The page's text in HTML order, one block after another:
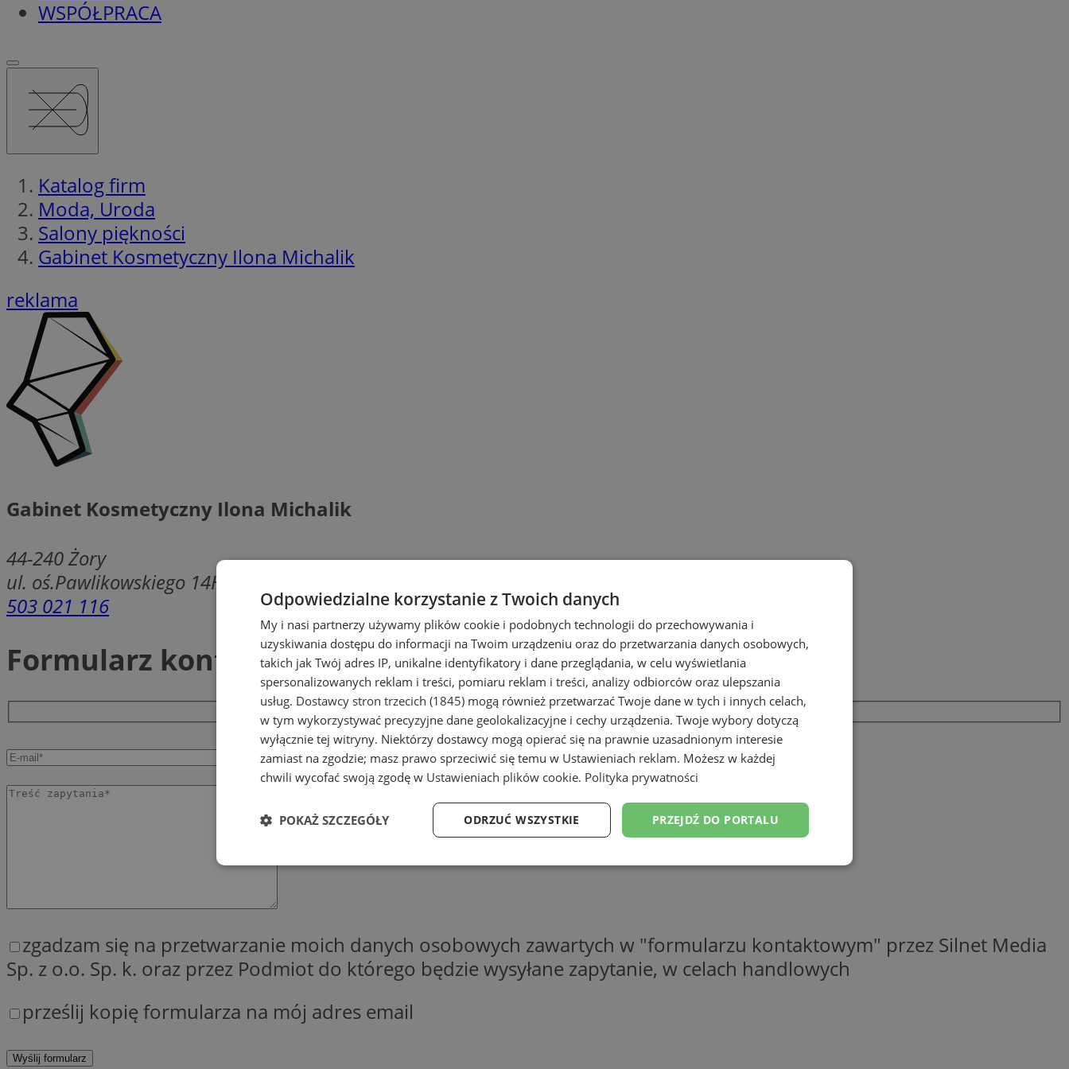
WSPÓŁPRACA
Katalog firm
Moda, Uroda
Salony piękności
Gabinet Kosmetyczny Ilona Michalik
reklama
Gabinet Kosmetyczny Ilona Michalik
44-240Żory
ul. oś.Pawlikowskiego 14H/1
503 021 116
Formularz kontaktowy
zgadzam się na przetwarzanie moich danych osobowych zawartych w "formularzu kontaktowym" przez Silnet Media
Sp. z o.o. Sp. k. oraz przez Podmiot do którego będzie wysyłane zapytanie, w celach handlowych
prześlij kopię formularza na mój adres email
Odpowiedzialne korzystanie z Twoich danych
My i nasi partnerzy używamy plików cookie i podobnych technologii do przechowywania i
uzyskiwania dostępu do informacji na Twoim urządzeniu oraz do przetwarzania danych osobowych,
takich jak Twój adres IP, unikalne identyfikatory i dane przeglądania, w celu wyświetlania
spersonalizowanych reklam i treści, pomiaru reklam i treści, analizy odbiorców oraz ulepszania
usług. Dostawcy stron trzecich (1845) mogą również przetwarzać Twoje dane w tych i innych celach,
w tym wykorzystywać precyzyjne dane geolokalizacyjne i cechy urządzenia. Twoje wybory dotyczą
wyłącznie tej witryny. Niektórzy dostawcy mogą opierać się na prawnie uzasadnionym interesie
zamiast na zgodzie; masz prawo sprzeciwić się temu w Ustawieniach reklam. Możesz w każdej
chwili wycofać swoją zgodę w Ustawieniach plików cookie. Polityka prywatności
PRZEJDŹ DO PORTALU
ODRZUĆ WSZYSTKIE
POKAŻ SZCZEGÓŁY
Niezbędne Wydajność Targetowanie Funkcjonalność Niesklasyfikowane
Wydajność Targetowanie Funkcjonalność Niesklasyfikowane
Niezbędne pliki cookie umożliwiają korzystanie z podstawowych funkcji strony internetowej, takich jak logowanie użytkownika i
zarządzanie kontem. Bez niezbędnych plików cookie nie można prawidłowo korzystać ze strony internetowej.